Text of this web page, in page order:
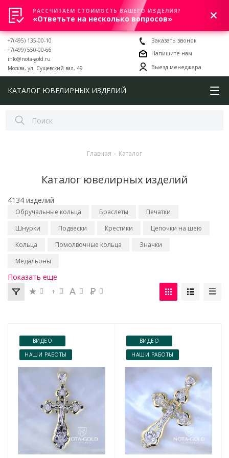
0
+7(495) 135-00-10
+7(499) 550-00-66
info@nota-gold.ru
Москва, ул. Сущевский вал, 49
Заказать звонок
Напишите нам
Выезд менеджера
КАТАЛОГ ЮВЕЛИРНЫХ ИЗДЕЛИЙ
Главная - Каталог
Каталог ювелирных изделий
4134 изделий
Обручальные кольца Браслеты
Печатки
Шнурки
Подвески Крестики
Цепочки на шею
Кольца
Помолвочные кольца
Значки
Медальоны
Показать еще
ВИДЕО
НАШИ РАБОТЫ
ВИДЕО
НАШИ РАБОТЫ
РАССЧИТАЕМ СТОИМОСТЬ ВАШЕГО ИЗДЕЛИЯ?
«Ответьте на несколько вопросов»